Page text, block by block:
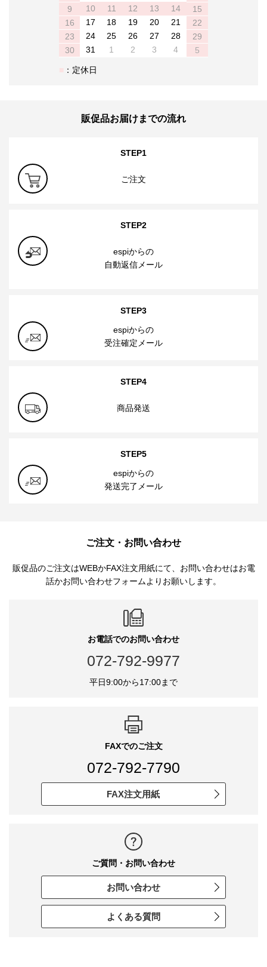
9 10 11 12 13 14
15
16
17 18 19 20 21
22
23
24 25 26 27 28
29
30
31 1 2 3 4 5
：定休日
販促品お届けまでの流れ
STEP1
ご注文
STEP2
espiからの
自動返信メール
STEP3
espiからの
受注確定メール
STEP4
商品発送
STEP5
espiからの
発送完了メール
ご注文・お問い合わせ
販促品のご注文はWEBかFAX注文用紙にて、お問い合わせはお電
話かお問い合わせフォームよりお願いします。
お電話でのお問い合わせ
072-792-9977
平日9:00から17:00まで
FAXでのご注文
072-792-7790
FAX注文用紙
ご質問・お問い合わせ
お問い合わせ
よくある質問